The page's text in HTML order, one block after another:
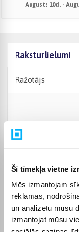
Šī tīmekļa vietne
Mēs izmantojam
reklāmas,
un analizētu mūsu
izmantojat mūsu
Augusts 10d. -
Raksturlielumi
Ražotājs
Kafijas gatavošana -
Aukstā kafija
Atsevišķa karstā
sprausla
Slīpripas veids